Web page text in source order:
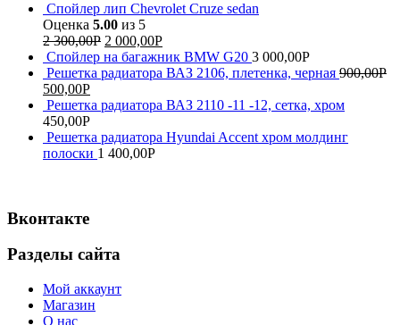
Спойлер лип Chevrolet Cruze sedan
Оценка 5.00 из 5
2 300,00Р 2 000,00Р
Спойлер на багажник BMW G20 3 000,00Р
Решетка радиатора ВАЗ 2106, плетенка, черная 900,00Р
500,00Р
Решетка радиатора ВАЗ 2110 -11 -12, сетка, хром
450,00Р
Решетка радиатора Hyundai Accent хром молдинг
полоски 1 400,00Р
Вконтакте
Разделы сайта
Мой аккаунт
Магазин
О нас